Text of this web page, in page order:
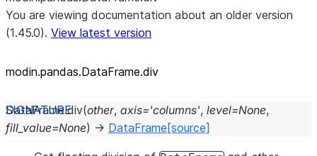
You are viewing documentation about an older version
(1.45.0). View latest version
modin.pandas.DataFrame.div
DataFrame.div(other, axis='columns', level=None,
fill_value=None) → DataFrame [source]